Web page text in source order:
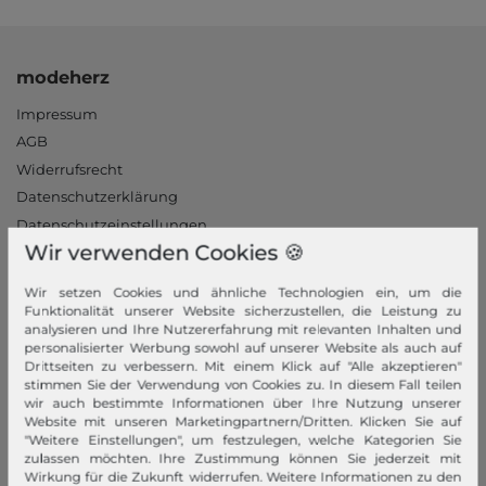
modeherz
Impressum
AGB
Widerrufsrecht
Datenschutzerklärung
Datenschutzeinstellungen
Barrierefreiheitserklärung
Unsere Stores
Mein Konto
Login
Neukunde?
Informationen
Wir verwenden Cookies 🍪
Wir setzen Cookies und ähnliche Technologien ein, um die
Funktionalität unserer Website sicherzustellen, die Leistung zu
analysieren und Ihre Nutzererfahrung mit relevanten Inhalten und
personalisierter Werbung sowohl auf unserer Website als auch auf
Drittseiten zu verbessern. Mit einem Klick auf "Alle akzeptieren"
stimmen Sie der Verwendung von Cookies zu. In diesem Fall teilen
wir auch bestimmte Informationen über Ihre Nutzung unserer
Website mit unseren Marketingpartnern/Dritten. Klicken Sie auf
"Weitere Einstellungen", um festzulegen, welche Kategorien Sie
zulassen möchten. Ihre Zustimmung können Sie jederzeit mit
Wirkung für die Zukunft widerrufen. Weitere Informationen zu den